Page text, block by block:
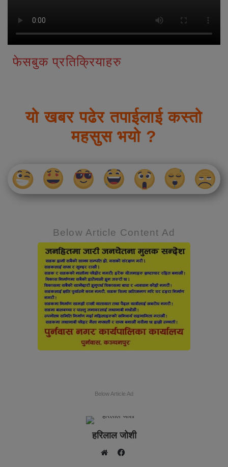
फेसबुक प्रतिक्रियाहरु
यो खबर पढेर तपाईलाई कस्तो
महसुस भयो ?
Below Article Content Ad
Below Article Ad
हरिलाल जोशी